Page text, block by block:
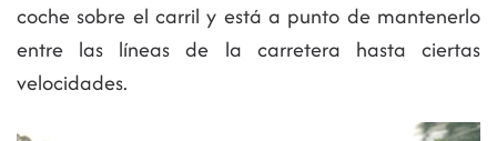
coche sobre el carril y está a punto de mantenerlo
entre las líneas de la carretera hasta ciertas
velocidades.